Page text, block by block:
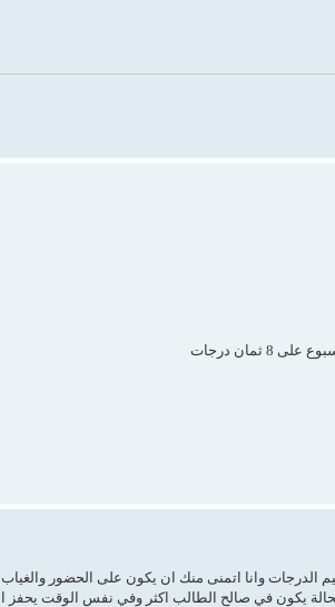
اتمنى منك ان يكون على الحضور والغياب 10 درجات وعلى التقارير